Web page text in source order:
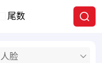
尾数
人脸